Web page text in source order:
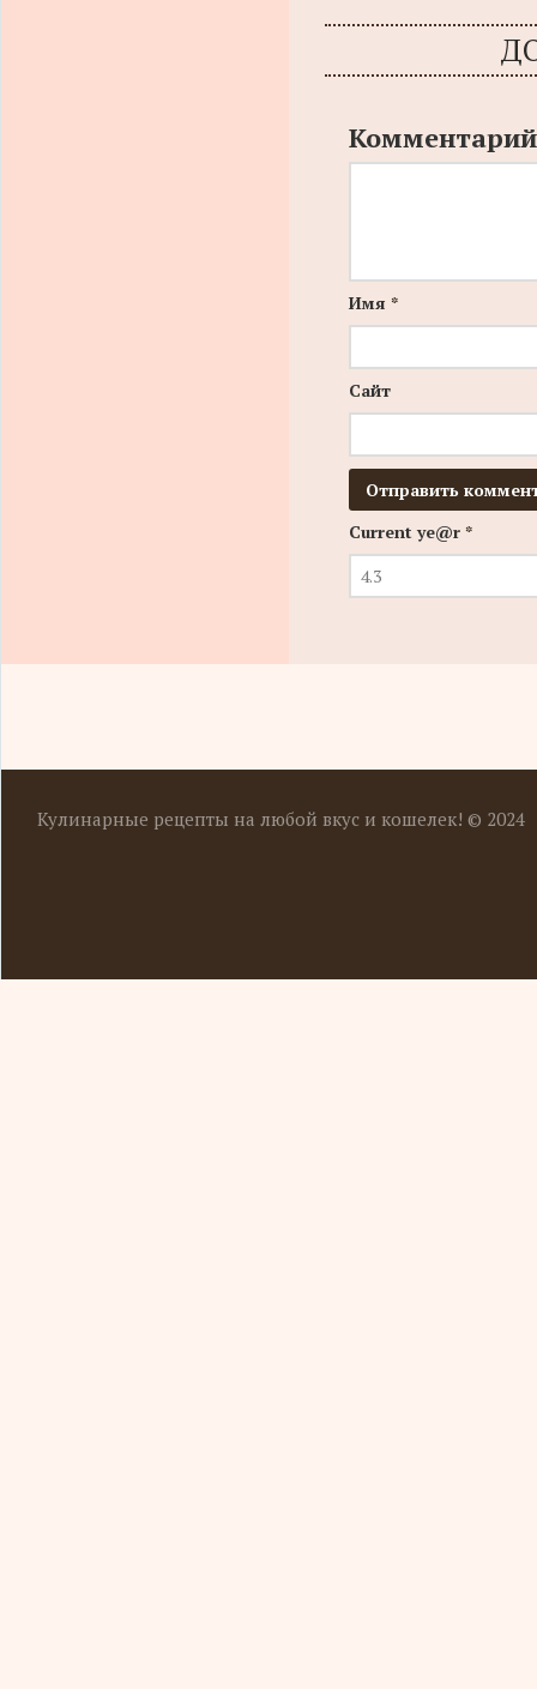
Комментарий
Имя *
Сайт
Current ye@r *
Кулинарные рецепты на любой вкус и кошелек! © 2024